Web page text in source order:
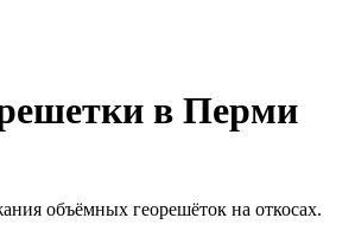
в Перми
объёмных георешёток на откосах.